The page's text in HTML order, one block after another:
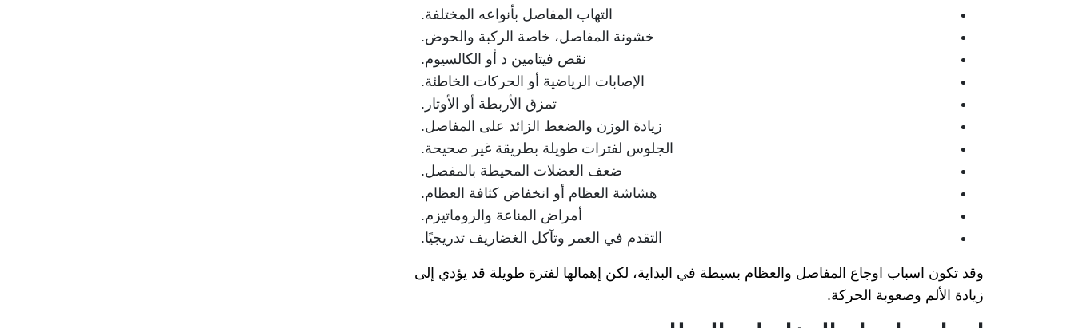
التهاب المفاصل بأنواعه المختلفة.
خشونة المفاصل، خاصة الركبة والحوض.
نقص فيتامين د أو الكالسيوم.
الإصابات الرياضية أو الحركات الخاطئة.
تمزق الأربطة أو الأوتار.
زيادة الوزن والضغط الزائد على المفاصل.
الجلوس لفترات طويلة بطريقة غير صحيحة.
ضعف العضلات المحيطة بالمفصل.
هشاشة العظام أو انخفاض كثافة العظام.
أمراض المناعة والروماتيزم.
التقدم في العمر وتآكل الغضاريف تدريجيًا.
وقد تكون اسباب اوجاع المفاصل والعظام بسيطة في البداية، لكن إهمالها لفترة طويلة قد يؤدي إلى
زيادة الألم وصعوبة الحركة.